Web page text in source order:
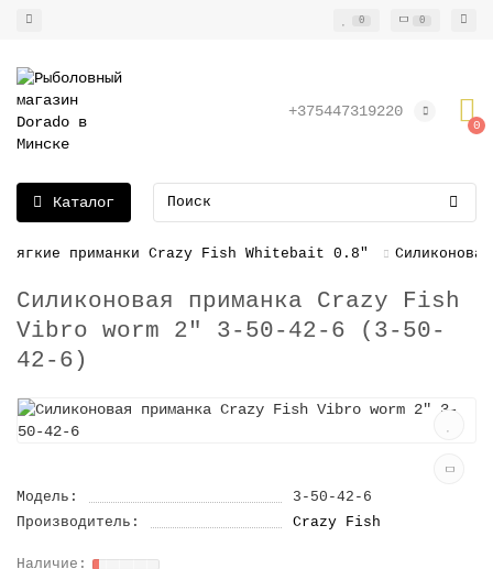
0 0
+375447319220
0
Каталог
Мягкие приманки Crazy Fish Whitebait 0.8"
Силиконовая приманка Crazy Fish
Vibro worm 2" 3-50-42-6 (3-50-
42-6)
Модель:
3-50-42-6
Производитель:
Crazy Fish